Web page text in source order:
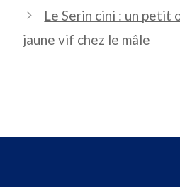
Le Serin cini : un petit
jaune vif chez le mâle